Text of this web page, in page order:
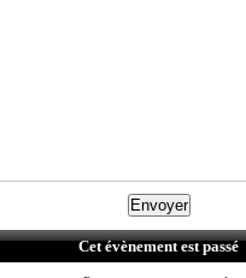
Cet évènement est passé